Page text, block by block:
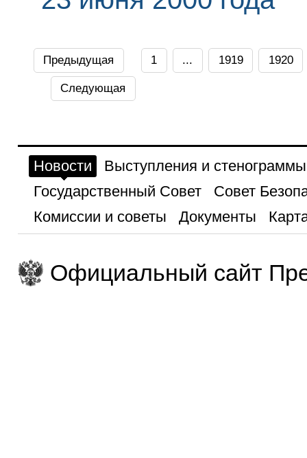
Предыдущая 1 ... 1919 1920
Следующая
Новости
Выступления и стенограммы
Государственный Совет
Совет
Комиссии и советы
Документы
Официальный сайт